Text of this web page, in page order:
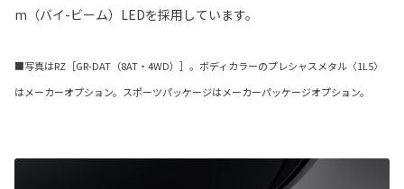
m（バイ-ビーム）LEDを採用しています。
■写真はRZ［GR-DAT（8AT・4WD）］。ボディカラーのプレシャスメタル〈1L5〉
はメーカーオプション。スポーツパッケージはメーカーパッケージオプション。